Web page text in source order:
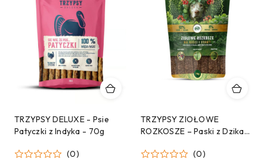
TRZYPSY DELUXE - Psie
Patyczki z Indyka - 70g
(0)
TRZYPSY ZIOŁOWE
ROZKOSZE – Paski z Dzika
(0)